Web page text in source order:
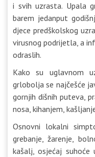
i svih uzrasta. Upala
barem jedanput
djece predškolskog
virusnog podrijetla, a
odraslih.
Kako su uglavnom
grlobolja se najčešće
gornjih dišnih puteva,
nosa, kihanjem,
Osnovni lokalni
grebanje, žarenje,
kašalj, osjećaj